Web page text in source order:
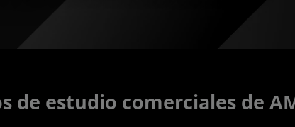
de estudio comerciales de